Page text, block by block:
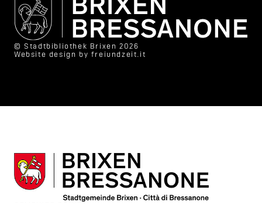
© Stadtbibliothek Brixen 2026
Website design by freiundzeit.it